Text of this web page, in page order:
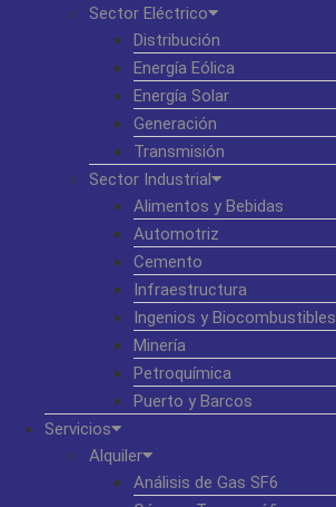
Sector Eléctrico
Distribución
Energía Eólica
Energía Solar
Generación
Transmisión
Sector Industrial
Alimentos y Bebidas
Automotriz
Cemento
Infraestructura
Ingenios y Biocombustibles
Minería
Petroquímica
Puerto y Barcos
Servicios
Alquiler
Análisis de Gas SF6